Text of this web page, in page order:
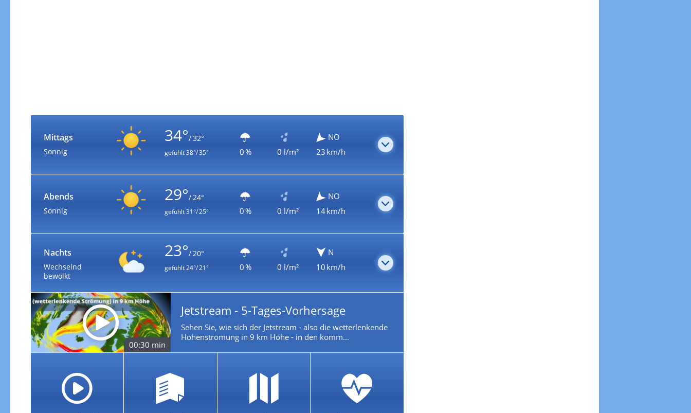
Mittags
Sonnig
34°/ 32°
gefühlt38°/ 35° 0 % 0 l/m²
NO
23 km/h
Abends
Sonnig
29°/ 24°
gefühlt31°/ 25° 0 % 0 l/m²
NO
14 km/h
Nachts
Wechselnd
bewölkt
23°/ 20°
gefühlt24°/ 21° 0 % 0 l/m²
N
10 km/h
00:30 min
Jetstream - 5-Tages-Vorhersage
Sehen Sie, wie sich der Jetstream - also die wetterlenkende
Höhenströmung in 9 km Höhe - in den komm...